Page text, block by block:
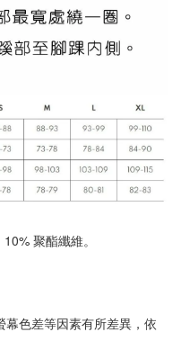
聚酯纖維。
色差等因素有所差異，依